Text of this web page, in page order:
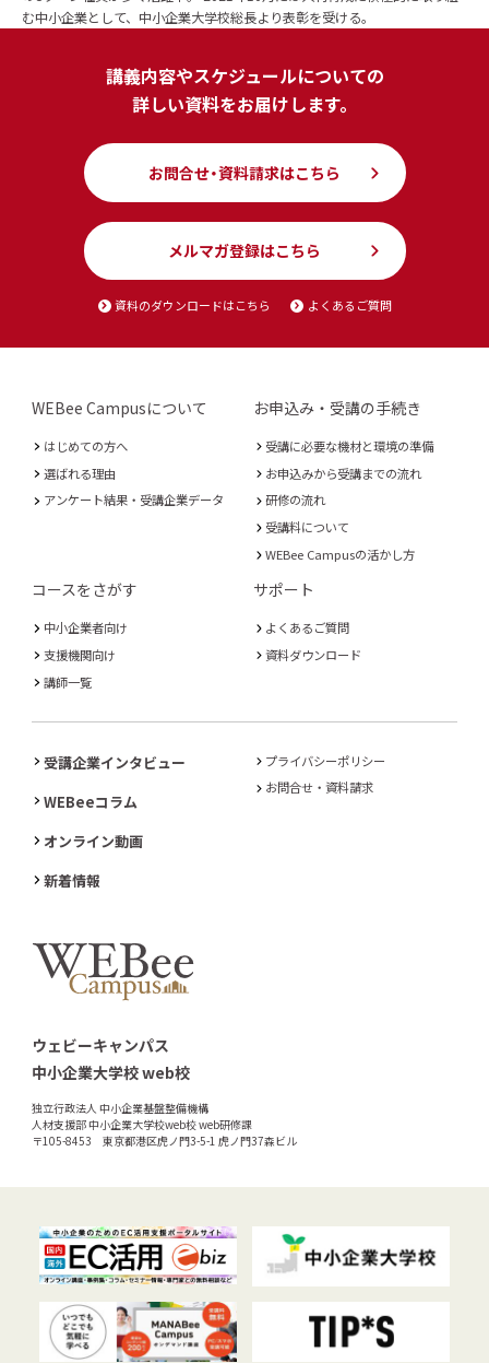
む中小企業として、中小企業大学校総長より表彰を受ける。
講義内容やスケジュールについての
詳しい資料をお届けします。
お問合せ・資料請求はこちら
メルマガ登録はこちら
資料のダウンロードはこちら よくあるご質問
WEBee Campusについて
はじめての方へ
選ばれる理由
アンケート結果・受講企業データ
お申込み・受講の手続き
受講に必要な機材と環境の準備
お申込みから受講までの流れ
研修の流れ
受講料について
WEBee Campusの活かし方
コースをさがす
中小企業者向け
支援機関向け
講師一覧
サポート
よくあるご質問
資料ダウンロード
受講企業インタビュー
WEBeeコラム
オンライン動画
新着情報
プライバシーポリシー
お問合せ・資料請求
ウェビーキャンパス
中小企業大学校 web校
独立行政法人 中小企業基盤整備機構
人材支援部 中小企業大学校web校 web研修課
〒105-8453 東京都港区虎ノ門3-5-1 虎ノ門37森ビル